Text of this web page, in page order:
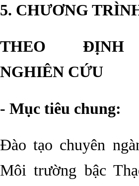
5. CHƯƠNG
THEO ĐỊNH
NGHIÊN CỨU
- Mục tiêu chung:
Đào tạo chuyên
Môi trường bậc